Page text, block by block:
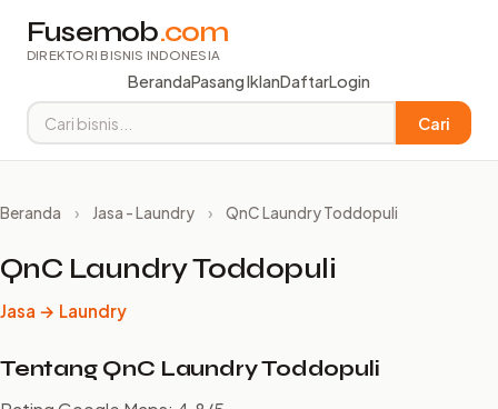
Fusemob.com
DIREKTORI BISNIS INDONESIA
BerandaPasang IklanDaftarLogin
Cari
Beranda › Jasa - Laundry › QnC Laundry Toddopuli
QnC Laundry Toddopuli
Jasa → Laundry
Tentang QnC Laundry Toddopuli